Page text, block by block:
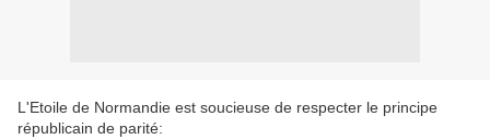
L'Etoile de Normandie est soucieuse de respecter le principe
républicain de parité: